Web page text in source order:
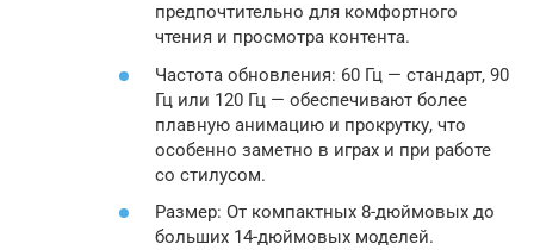
предпочтительно для комфортного
чтения и просмотра контента.
Частота обновления: 60 Гц — стандарт, 90
Гц или 120 Гц — обеспечивают более
плавную анимацию и прокрутку, что
особенно заметно в играх и при работе
со стилусом.
Размер: От компактных 8-дюймовых до
больших 14-дюймовых моделей.